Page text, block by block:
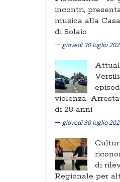
incontri,
musica alla
di Solaio
giovedì 30 luglio
violenza.
di 28 anni
giovedì 30 luglio
di
Regionale per